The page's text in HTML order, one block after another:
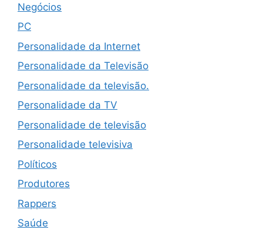
Negócios
PC
Personalidade da Internet
Personalidade da Televisão
Personalidade da televisão.
Personalidade da TV
Personalidade de televisão
Personalidade televisiva
Políticos
Produtores
Rappers
Saúde